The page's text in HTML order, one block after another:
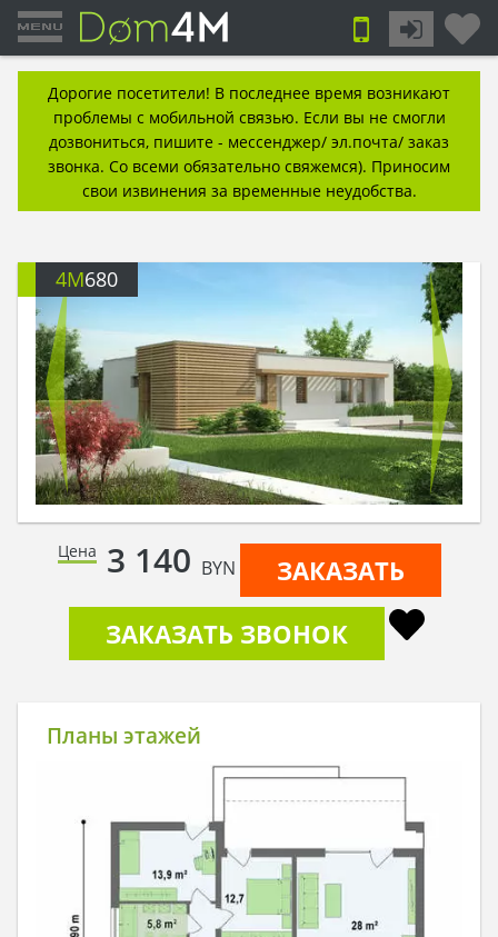
Дорогие посетители! В последнее время возникают
проблемы с мобильной связью. Если вы не смогли
дозвониться, пишите - мессенджер/ эл.почта/ заказ
звонка. Со всеми обязательно свяжемся). Приносим
свои извинения за временные неудобства.
4M680
Цена 3 140 BYN
ЗАКАЗАТЬ
ЗАКАЗАТЬ ЗВОНОК
Планы этажей